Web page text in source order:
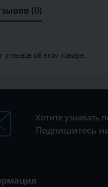
(0)
отзывов об этом товаре.
Хотите узнавать
Подпишитесь